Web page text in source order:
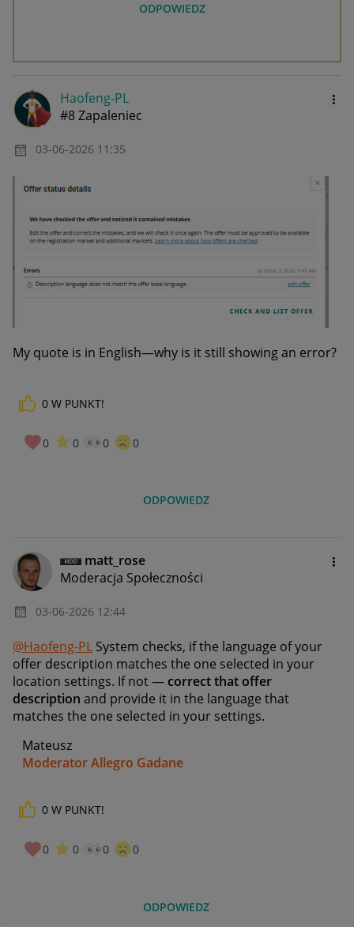
ODPOWIEDZ
Haofeng-PL
#8 Zapaleniec
‎03-06-2026 11:35
My quote is in English—why is it still showing an error?
0 W PUNKT!
0 0 0 0
ODPOWIEDZ
matt_rose
Moderacja Społeczności
‎03-06-2026 12:44
@Haofeng-PL System checks, if the language of your
offer description matches the one selected in your
location settings. If not —correct that offer
description and provide it in the language that
matches the one selected in your settings.
Mateusz
Moderator Allegro Gadane
0 W PUNKT!
0 0 0 0
ODPOWIEDZ